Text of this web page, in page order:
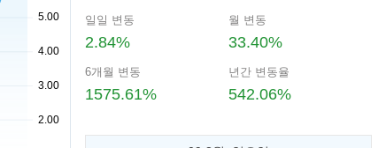
일일 변동
2.84%
월 변동
33.40%
6개월 변동
1575.61%
년간 변동율
542.06%